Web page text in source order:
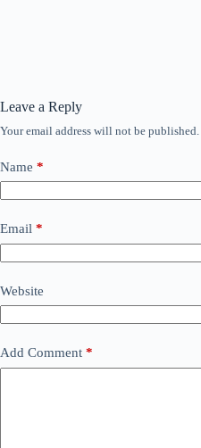
Leave a Reply
Your email address will not be published.
Name *
Email *
Website
Add Comment *